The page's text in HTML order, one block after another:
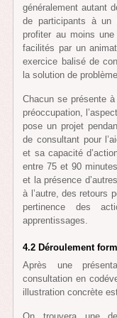
généralement autant
de participants à un
profiter au moins
facilités par un
exercice balisé de
la solution de
Chacun se présente
préoccupation,
pose un projet
de consultant pour
et sa capacité
entre 75 et 90
et la présence
à l’autre, des retours
pertinence des
apprentissages.
4.2 Déroulement
Après une
consultation en
illustration concrète